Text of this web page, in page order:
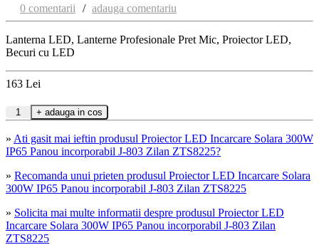
0 comentarii / adauga comentariu
Lanterna LED, Lanterne Profesionale Pret Mic, Proiector LED,
Becuri cu LED
163 Lei
» Ati gasit mai ieftin produsul Proiector LED Incarcare Solara 300W
IP65 Panou incorporabil J-803 Zilan ZTS8225?
» Recomanda unui prieten produsul Proiector LED Incarcare Solara
300W IP65 Panou incorporabil J-803 Zilan ZTS8225
» Solicita mai multe informatii despre produsul Proiector LED
Incarcare Solara 300W IP65 Panou incorporabil J-803 Zilan
ZTS8225